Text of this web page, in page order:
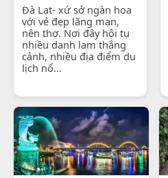
Đà Lạt- xứ sở ngàn hoa
với vẻ đẹp lãng mạn,
nên thơ. Nơi đây hội tụ
nhiều danh lam thắng
cảnh, nhiều địa điểm du
lịch nổ...